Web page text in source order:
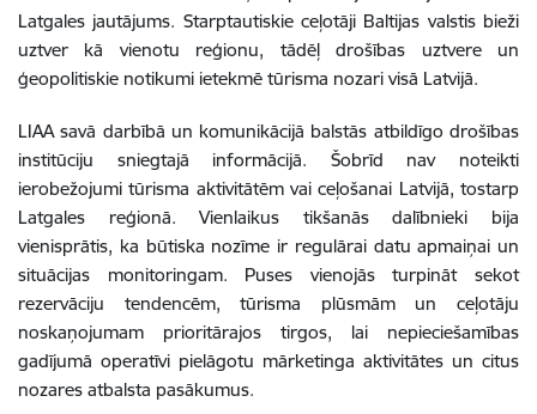
Latgales jautājums. Starptautiskie ceļotāji Baltijas valstis bieži
uztver kā vienotu reģionu, tādēļ drošības uztvere un
ģeopolitiskie notikumi ietekmē tūrisma nozari visā Latvijā.
LIAA savā darbībā un komunikācijā balstās atbildīgo drošības
institūciju sniegtajā informācijā. Šobrīd nav noteikti
ierobežojumi tūrisma aktivitātēm vai ceļošanai Latvijā, tostarp
Latgales reģionā. Vienlaikus tikšanās dalībnieki bija
vienisprātis, ka būtiska nozīme ir regulārai datu apmaiņai un
situācijas monitoringam. Puses vienojās turpināt sekot
rezervāciju tendencēm, tūrisma plūsmām un ceļotāju
noskaņojumam prioritārajos tirgos, lai nepieciešamības
gadījumā operatīvi pielāgotu mārketinga aktivitātes un citus
nozares atbalsta pasākumus.